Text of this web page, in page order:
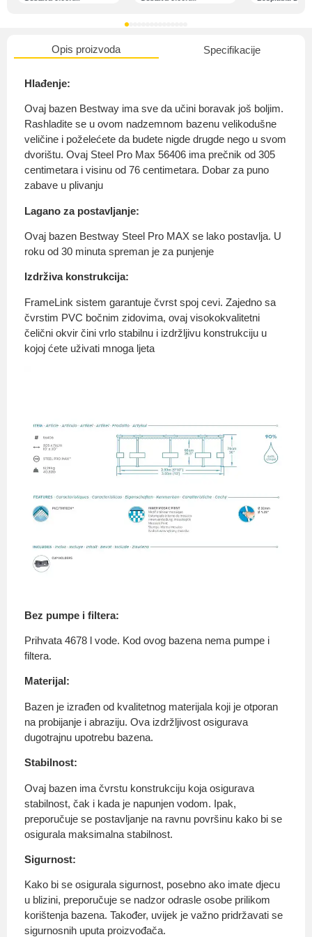
Opis proizvoda Specifikacije
Hlađenje:
Ovaj bazen Bestway ima sve da učini boravak još boljim.
Rashladite se u ovom nadzemnom bazenu velikodušne
veličine i poželećete da budete nigde drugde nego u svom
dvorištu. Ovaj Steel Pro Max 56406 ima prečnik od 305
centimetara i visinu od 76 centimetara. Dobar za puno
zabave u plivanju
Lagano za postavljanje:
Ovaj bazen Bestway Steel Pro MAX se lako postavlja. U
roku od 30 minuta spreman je za punjenje
Izdrživa konstrukcija:
FrameLink sistem garantuje čvrst spoj cevi. Zajedno sa
čvrstim PVC bočnim zidovima, ovaj visokokvalitetni
čelični okvir čini vrlo stabilnu i izdržljivu konstrukciju u
kojoj ćete uživati ​​mnoga ljeta
Bez pumpe i filtera:
Prihvata 4678 l vode. Kod ovog bazena nema pumpe i
filtera.
Materijal:
Bazen je izrađen od kvalitetnog materijala koji je otporan
na probijanje i abraziju. Ova izdržljivost osigurava
dugotrajnu upotrebu bazena.
Stabilnost:
Ovaj bazen ima čvrstu konstrukciju koja osigurava
stabilnost, čak i kada je napunjen vodom. Ipak,
preporučuje se postavljanje na ravnu površinu kako bi se
osigurala maksimalna stabilnost.
Sigurnost:
Kako bi se osigurala sigurnost, posebno ako imate djecu
u blizini, preporučuje se nadzor odrasle osobe prilikom
korištenja bazena. Također, uvijek je važno pridržavati se
sigurnosnih uputa proizvođača.
O nama
Privatnost kupca